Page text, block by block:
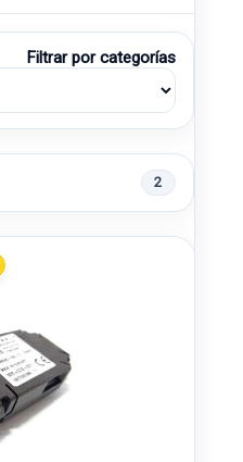
Filtrar por categorías
2